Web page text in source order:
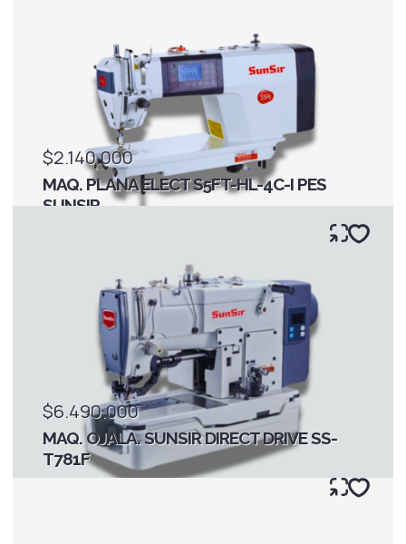
$2.140.000
MAQ. PLANA ELECT S5FT-HL-4C-I PES
SUNSIR
$6.490.000
MAQ. OJALA. SUNSIR DIRECT DRIVE SS-
T781F